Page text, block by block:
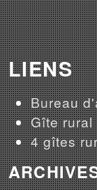
LIENS
Bureau
Gîte
4 gîtes